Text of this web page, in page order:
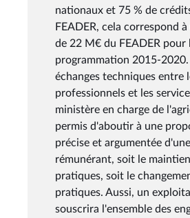
nationaux et 75 % de
FEADER, cela correspond
de 22 M€ du FEADER pour
programmation 2015-2020.
échanges techniques entre
professionnels et les
ministère en charge de
permis d'aboutir à une
précise et argumentée
rémunérant, soit le
pratiques, soit le
pratiques. Aussi, un
souscrira l'ensemble des